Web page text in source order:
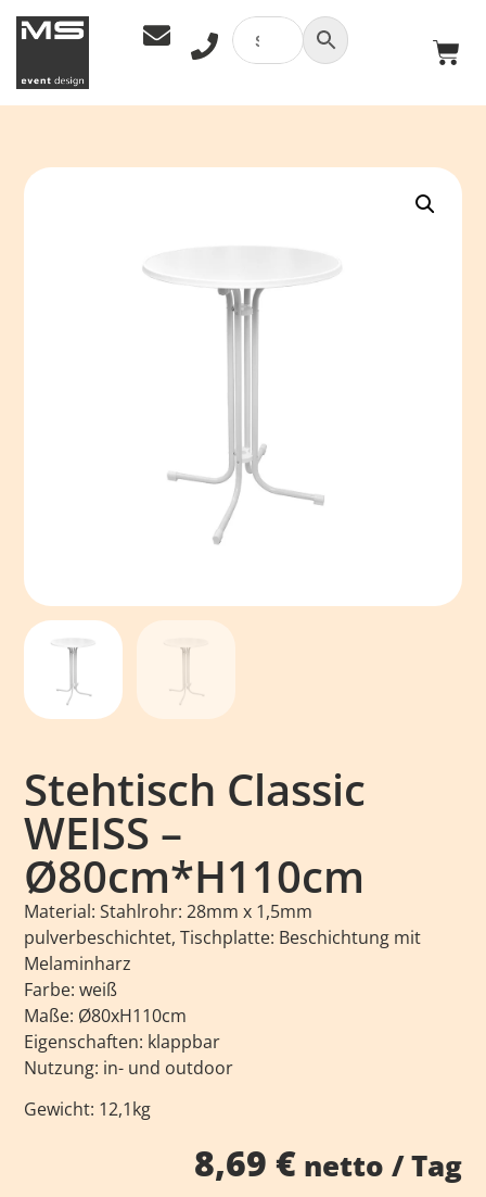
Stehtisch Classic
WEISS –
Ø80cm*H110cm
Material: Stahlrohr: 28mm x 1,5mm
pulverbeschichtet, Tischplatte: Beschichtung mit
Melaminharz
Farbe: weiß
Maße: Ø80xH110cm
Eigenschaften: klappbar
Nutzung: in- und outdoor
Gewicht: 12,1kg
8,69 €netto / Tag